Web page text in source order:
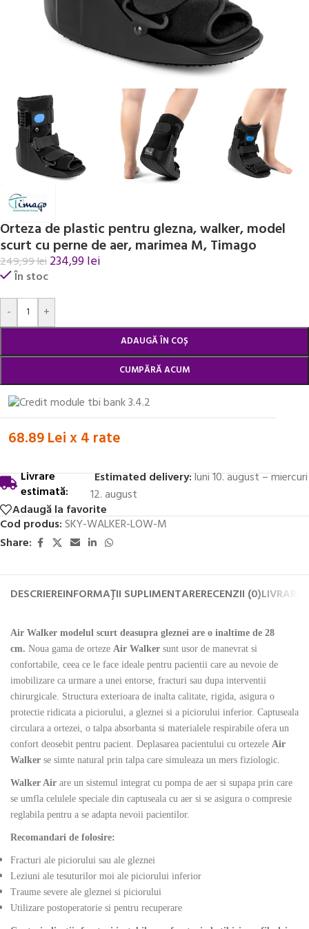
Orteza de plastic pentru glezna, walker, model
scurt cu perne de aer, marimea M, Timago
249,99lei234,99lei
În stoc
-
+
ADAUGĂ ÎN COȘ
CUMPĂRĂ ACUM
68.89 Lei x 4 rate
Alternative:
Livrare
estimată:
Estimated delivery:luni 10. august – miercuri
12. august
Adaugă la favorite
Cod produs:SKY-WALKER-LOW-M
Share:
DESCRIEREINFORMAȚII SUPLIMENTARERECENZII (0)LIVRARE
Air Walker modelul scurt deasupra gleznei are o inaltime de 28
cm. Noua gama de orteze Air Walker sunt usor de manevrat si
confortabile, ceea ce le face ideale pentru pacientii care au nevoie de
imobilizare ca urmare a unei entorse, fracturi sau dupa interventii
chirurgicale. Structura exterioara de inalta calitate, rigida, asigura o
protectie ridicata a piciorului, a gleznei si a piciorului inferior. Captuseala
circulara a ortezei, o talpa absorbanta si materialele respirabile ofera un
confort deosebit pentru pacient. Deplasarea pacientului cu ortezele Air
Walker se simte natural prin talpa care simuleaza un mers fiziologic.
Walker Air are un sistemul integrat cu pompa de aer si supapa prin care
se umfla celulele speciale din captuseala cu aer si se asigura o compresie
reglabila pentru a se adapta nevoii pacientilor.
Recomandari de folosire:
Fracturi ale piciorului sau ale gleznei
Leziuni ale tesuturilor moi ale piciorului inferior
Traume severe ale gleznei si piciorului
Utilizare postoperatorie si pentru recuperare